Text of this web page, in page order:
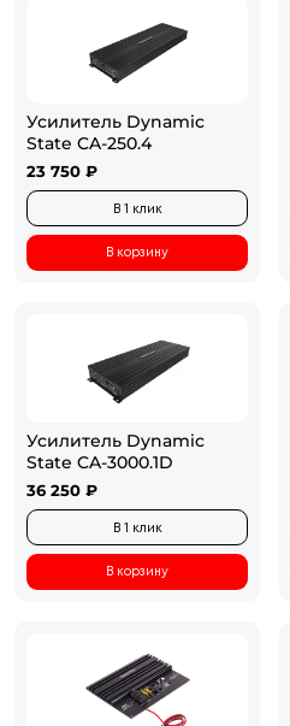
Усилитель Dynamic
State CA-250.4
23 750 ₽
В 1 клик
В корзину
Усилитель Dynamic
State CA-3000.1D
36 250 ₽
В 1 клик
В корзину